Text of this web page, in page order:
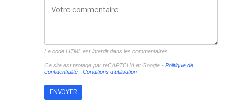
Le code HTML est interdit dans les commentaires
Ce site est protégé par reCAPTCHA et Google - Politique de
confidentialité- Conditions d'utilisation